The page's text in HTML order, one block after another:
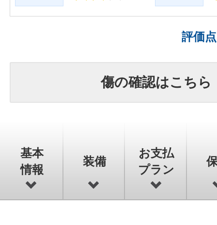
評価
傷の確認はこちら
基本
情報
装備
お支払
プラン